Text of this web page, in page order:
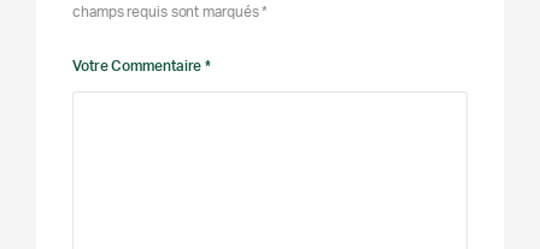
champs requis sont marqués *
Votre Commentaire *